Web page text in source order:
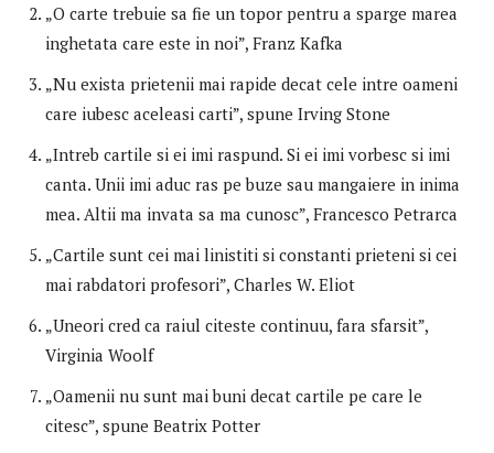
„O carte trebuie sa fie un topor pentru a sparge marea
inghetata care este in noi”, Franz Kafka
„Nu exista prietenii mai rapide decat cele intre oameni
care iubesc aceleasi carti”, spune Irving Stone
„Intreb cartile si ei imi raspund. Si ei imi vorbesc si imi
canta. Unii imi aduc ras pe buze sau mangaiere in inima
mea. Altii ma invata sa ma cunosc”, Francesco Petrarca
„Cartile sunt cei mai linistiti si constanti prieteni si cei
mai rabdatori profesori”, Charles W. Eliot
„Uneori cred ca raiul citeste continuu, fara sfarsit”,
Virginia Woolf
„Oamenii nu sunt mai buni decat cartile pe care le
citesc”, spune Beatrix Potter